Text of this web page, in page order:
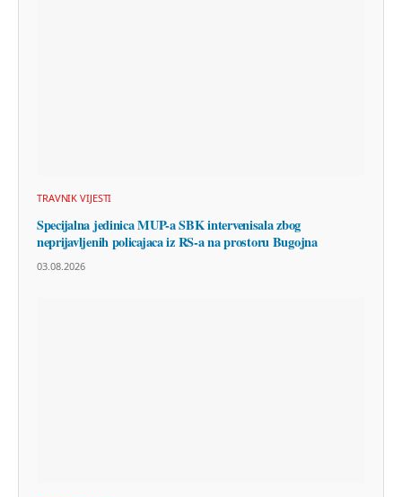
TRAVNIK VIJESTI
Specijalna jedinica MUP-a SBK intervenisala zbog
neprijavljenih policajaca iz RS-a na prostoru Bugojna
03.08.2026